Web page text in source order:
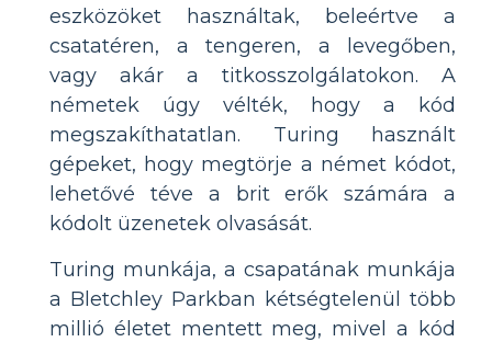
eszközöket használtak, beleértve a
csatatéren, a tengeren, a levegőben,
vagy akár a titkosszolgálatokon. A
németek úgy vélték, hogy a kód
megszakíthatatlan. Turing használt
gépeket, hogy megtörje a német kódot,
lehetővé téve a brit erők számára a
kódolt üzenetek olvasását.
Turing munkája, a csapatának munkája
a Bletchley Parkban kétségtelenül több
millió életet mentett meg, mivel a kód